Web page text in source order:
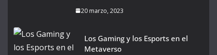
20 marzo, 2023
Los Gaming y los Esports en el
Metaverso